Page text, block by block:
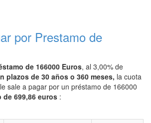
por Prestamo de
de 166000 Euros, al 3,00% de
plazos de 30 años o 360 meses, la cuota
sale a pagar por un préstamo de 166000
de 699,86 euros :